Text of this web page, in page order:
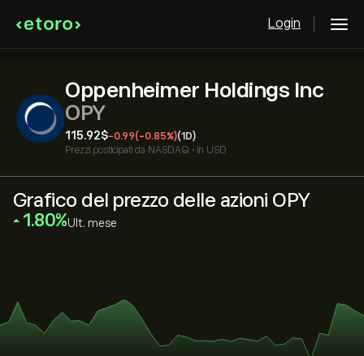
Login
Oppenheimer Holdings Inc
OPY
115.92‎$‎-0.99(-0.85%)(1D)
Prezzi posticipati da NASDAQ • in USD
Grafico del prezzo delle azioni OPY
‎1.80‎ Ult. mese